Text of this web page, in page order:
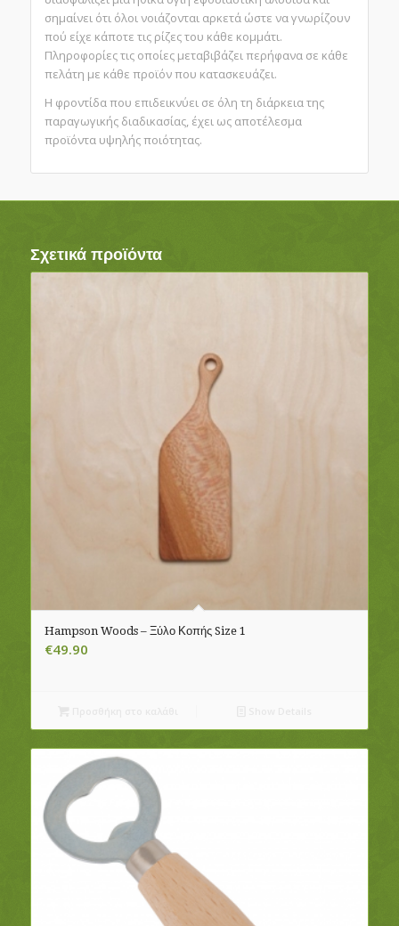
σημαίνει ότι όλοι νοιάζονται αρκετά ώστε να γνωρίζουν
πού είχε κάποτε τις ρίζες του κάθε κομμάτι.
Πληροφορίες τις οποίες μεταβιβάζει περήφανα σε κάθε
πελάτη με κάθε προϊόν που κατασκευάζει.
Η φροντίδα που επιδεικνύει σε όλη τη διάρκεια της
παραγωγικής διαδικασίας, έχει ως αποτέλεσμα
προϊόντα υψηλής ποιότητας.
Σχετικά προϊόντα
Hampson Woods – Ξύλο Κοπής Size 1
€49.90